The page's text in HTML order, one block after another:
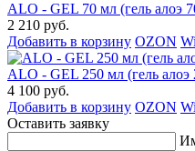
ALO - GEL 70 мл (гель алоэ
2 210 руб.
Добавить в корзину OZON
ALO - GEL 250 мл (гель алоэ
4 100 руб.
Добавить в корзину OZON
Оставить заявку